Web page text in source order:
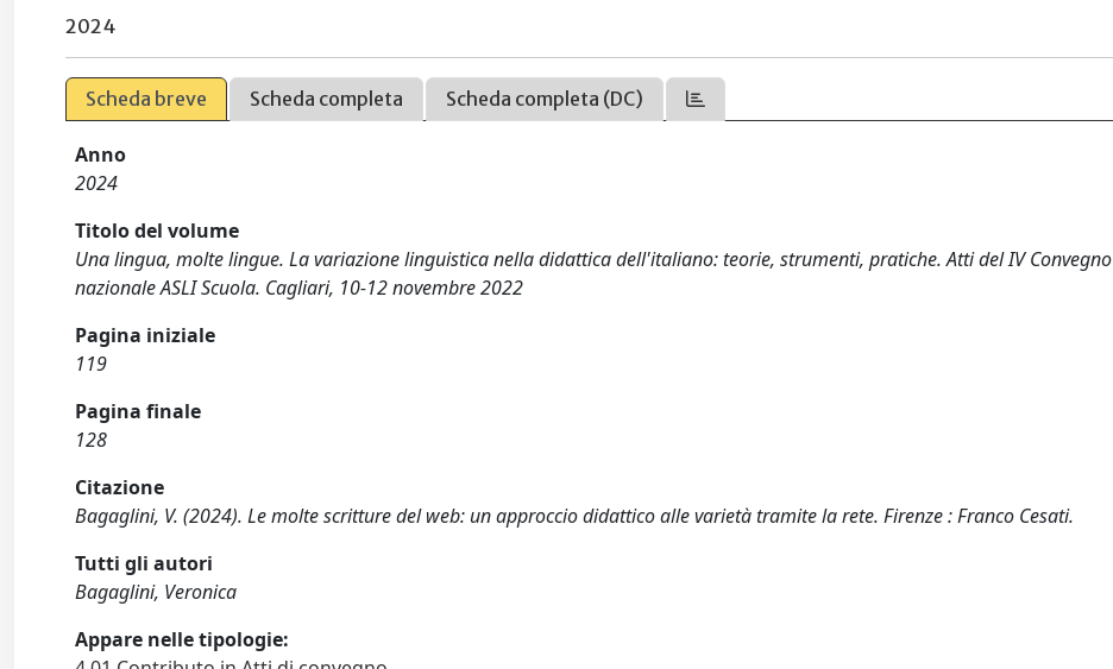
2024
Scheda breve Scheda completa Scheda completa (DC)
Anno
2024
Titolo del volume
Una lingua, molte lingue. La variazione linguistica nella didattica dell'italiano: teorie, strumenti, pratiche. Atti del IV Convegno
nazionale ASLI Scuola. Cagliari, 10-12 novembre 2022
Pagina iniziale
119
Pagina finale
128
Citazione
Bagaglini, V. (2024). Le molte scritture del web: un approccio didattico alle varietà tramite la rete. Firenze : Franco Cesati.
Tutti gli autori
Bagaglini, Veronica
Appare nelle tipologie: